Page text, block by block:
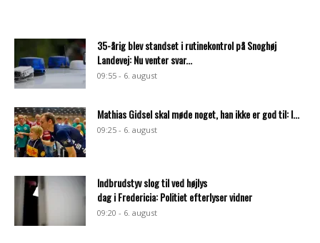
35-årig blev standset i rutinekontrol på Snoghøj
Landevej: Nu venter svar...
09:55 - 6. august
Mathias Gidsel skal møde noget, han ikke er god til: I...
09:25 - 6. august
Indbrudstyv slog til ved højlys
dag i Fredericia: Politiet efterlyser vidner
09:20 - 6. august